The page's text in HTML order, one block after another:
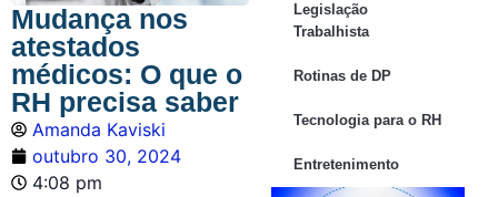
Mudança nos
atestados
médicos: O que o
RH precisa saber
Amanda Kaviski
outubro 30, 2024
4:08 pm
Legislação
Trabalhista
Rotinas de DP
Tecnologia para o RH
Entretenimento